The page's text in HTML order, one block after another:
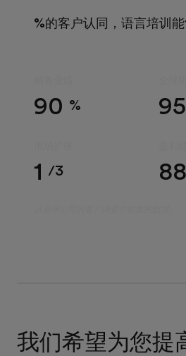
%的客户认同，语言培训
90 %
1 /3
95
88
我们希望为您提